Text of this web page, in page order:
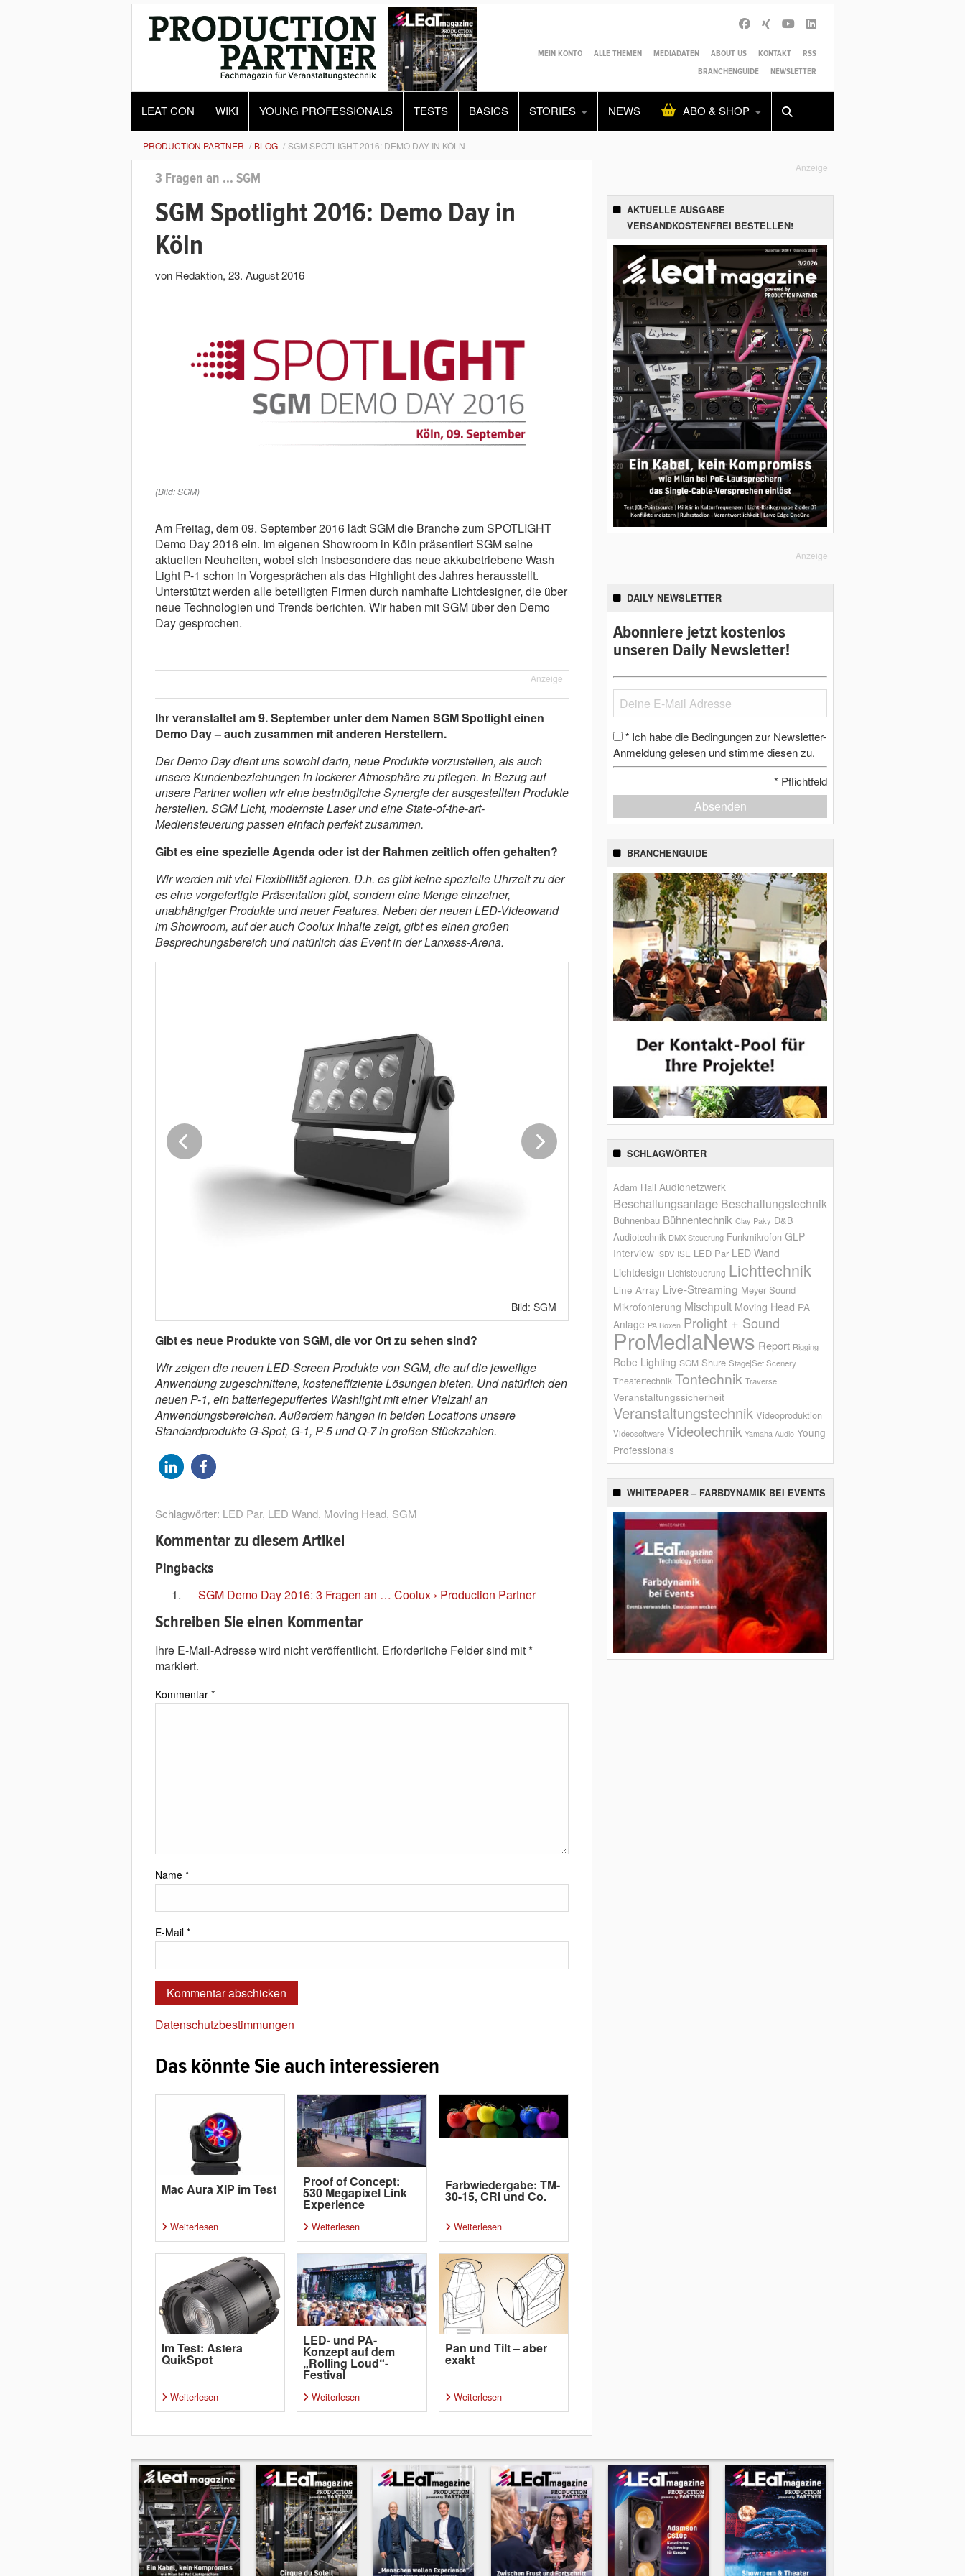
MEIN KONTO ALLE THEMEN MEDIADATEN ABOUT US KONTAKT
RSS
BRANCHENGUIDE
NEWSLETTER
LEAT CON WIKI YOUNG PROFESSIONALS TESTS BASICS STORIES NEWS ABO & SHOP
Alles Shop SUCHEN
PRODUCTION PARTNER BLOG SGM SPOTLIGHT 2016: DEMO DAY IN KÖLN
3 Fragen an ... SGM
SGM Spotlight 2016: Demo Day in
Köln
von Redaktion, 23. August 2016
(Bild: SGM)
Am Freitag, dem 09. September 2016 lädt SGM die Branche zum SPOTLIGHT
Demo Day 2016 ein. Im eigenen Showroom in Köln präsentiert SGM seine
aktuellen Neuheiten, wobei sich insbesondere das neue akkubetriebene Wash
Light P-1 schon in Vorgesprächen als das Highlight des Jahres herausstellt.
Unterstützt werden alle beteiligten Firmen durch namhafte Lichtdesigner, die über
neue Technologien und Trends berichten. Wir haben mit SGM über den Demo
Day gesprochen.
Anzeige
Ihr veranstaltet am 9. September unter dem Namen SGM Spotlight einen
Demo Day – auch zusammen mit anderen Herstellern.
Der Demo Day dient uns sowohl darin, neue Produkte vorzustellen, als auch
unsere Kundenbeziehungen in lockerer Atmosphäre zu pflegen. In Bezug auf
unsere Partner wollen wir eine bestmögliche Synergie der ausgestellten Produkte
herstellen. SGM Licht, modernste Laser und eine State-of-the-art-
Mediensteuerung passen einfach perfekt zusammen.
Gibt es eine spezielle Agenda oder ist der Rahmen zeitlich offen gehalten?
Wir werden mit viel Flexibilität agieren. D.h. es gibt keine spezielle Uhrzeit zu der
es eine vorgefertigte Präsentation gibt, sondern eine Menge einzelner,
unabhängiger Produkte und neuer Features. Neben der neuen LED-Videowand
im Showroom, auf der auch Coolux Inhalte zeigt, gibt es einen großen
Besprechungsbereich und natürlich das Event in der Lanxess-Arena.
Bild: SGM
Gibt es neue Produkte von SGM, die vor Ort zu sehen sind?
Wir zeigen die neuen LED-Screen Produkte von SGM, die auf die jeweilige
Anwendung zugeschnittene, kosteneffiziente Lösungen bieten. Und natürlich den
neuen P-1, ein batteriegepuffertes Washlight mit einer Vielzahl an
Anwendungsbereichen. Außerdem hängen in beiden Locations unsere
Standardprodukte G-Spot, G-1, P-5 und Q-7 in großen Stückzahlen.
Schlagwörter: LED Par, LED Wand, Moving Head, SGM
Kommentar zu diesem Artikel
Pingbacks
SGM Demo Day 2016: 3 Fragen an … Coolux › Production Partner
Schreiben Sie einen Kommentar
Ihre E-Mail-Adresse wird nicht veröffentlicht. Erforderliche Felder sind mit*
markiert.
Kommentar *
Name *
E-Mail *
Datenschutzbestimmungen
Das könnte Sie auch interessieren
Mac Aura XIP im Test
Weiterlesen
Proof of Concept:
530 Megapixel Link
Experience
Weiterlesen
Farbwiedergabe: TM-
30-15, CRI und Co.
Weiterlesen
Im Test: Astera
QuikSpot
Weiterlesen
LED- und PA-
Konzept auf dem
„Rolling Loud“-
Festival
Weiterlesen
Pan und Tilt – aber
exakt
Weiterlesen
Anzeige
AKTUELLE AUSGABE
VERSANDKOSTENFREI BESTELLEN!
Anzeige
DAILY NEWSLETTER
Abonniere jetzt kostenlos
unseren Daily Newsletter!
* Ich habe die Bedingungen zur Newsletter-
Anmeldung gelesen und stimme diesen zu.
* Pflichtfeld
Absenden
BRANCHENGUIDE
SCHLAGWÖRTER
Adam Hall Audionetzwerk
Beschallungsanlage Beschallungstechnik
Bühnenbau Bühnentechnik Clay Paky D&B
Audiotechnik DMX Steuerung Funkmikrofon GLP
Interview ISDV ISE LED Par LED Wand
Lichtdesign Lichtsteuerung Lichttechnik
Line Array Live-Streaming Meyer Sound
Mikrofonierung Mischpult Moving Head PA
Anlage PA Boxen Prolight + Sound
ProMediaNews Report Rigging
Robe Lighting SGM Shure Stage|Set|Scenery
Theatertechnik Tontechnik Traverse
Veranstaltungssicherheit
Veranstaltungstechnik Videoproduktion
Videosoftware Videotechnik Yamaha Audio Young
Professionals
WHITEPAPER – FARBDYNAMIK BEI EVENTS